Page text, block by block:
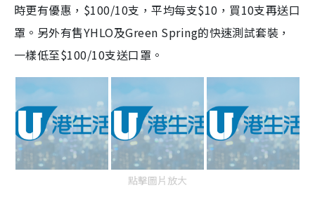
時更有優惠，$100/10支，平均每支$10，買10支再送口
罩。另外有售YHLO及Green Spring的快速測試套裝，
一樣低至$100/10支送口罩。
點擊圖片放大